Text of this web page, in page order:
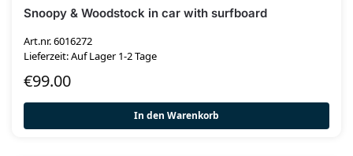
Snoopy & Woodstock in car with surfboard
Art.nr. 6016272
Lieferzeit: Auf Lager 1-2 Tage
€99.00
In den Warenkorb